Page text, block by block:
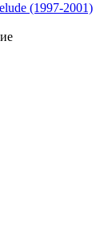
(1997-2001)